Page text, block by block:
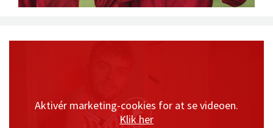
Aktivér marketing-cookies for at se videoen.
Klik her